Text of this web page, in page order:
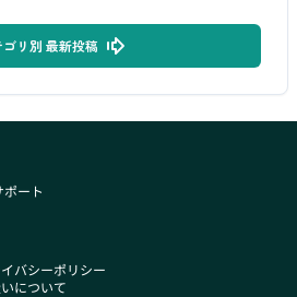
ゴリ別 最新投稿
ート
バシーポリシー
について